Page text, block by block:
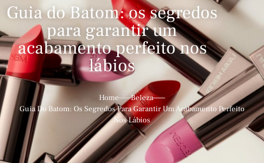
Guia do Batom: os segredos
para garantir um
acabamento perfeito nos
lábios
Home
Beleza
Guia Do Batom: Os Segredos Para Garantir Um Acabamento Perfeito
Nos Lábios